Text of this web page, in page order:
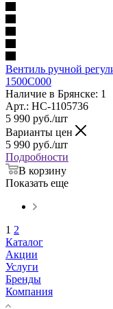
Вентиль ручной
1500C000
Наличие в Брянске: 1
Арт.: НС-1105736
5 990 руб./шт
Варианты цен
5 990 руб./шт
Подробности
В корзину
Показать еще
1 2
Каталог
Акции
Услуги
Бренды
Компания